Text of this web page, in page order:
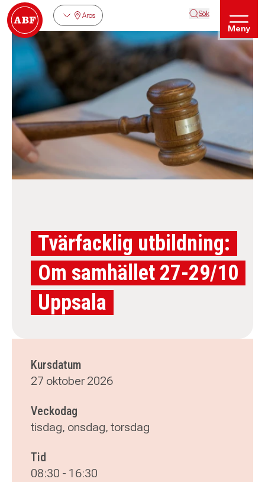
Aros Sök
Meny
Tvärfacklig utbildning:
Om samhället 27-29/10
Uppsala
Kursdatum
27 oktober 2026
Veckodag
tisdag, onsdag, torsdag
Tid
08:30 - 16:30